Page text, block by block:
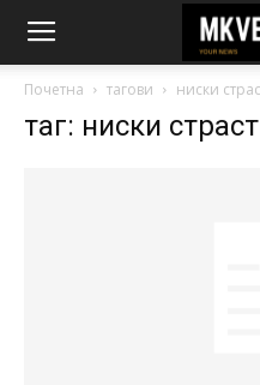
Почетна тагови ниски
таг: ниски